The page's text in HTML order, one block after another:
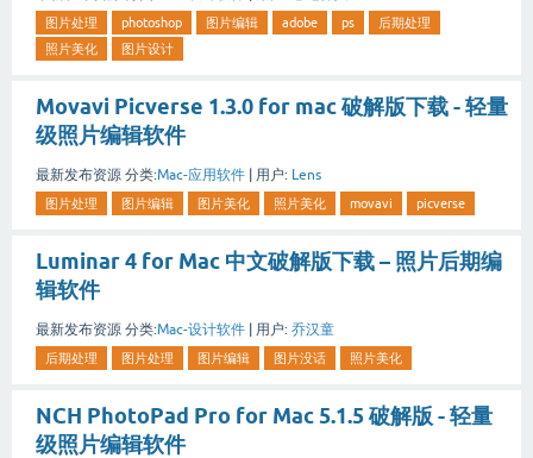
图片处理 photoshop 图片编辑 adobe ps
后期处理
照片美化
图片设计
Movavi Picverse 1.3.0 for mac 破解版下载 - 轻量
级照片编辑软件
最新发布资源 分类:Mac-应用软件 用户: Lens
图片处理 图片编辑 图片美化 照片美化 movavi picverse
Luminar 4 for Mac 中文破解版下载 – 照片后期编
辑软件
最新发布资源 分类:Mac-设计软件 用户: 乔汉童
后期处理 图片处理 图片编辑 图片没话 照片美化
NCH PhotoPad Pro for Mac 5.1.5 破解版 - 轻量
级照片编辑软件